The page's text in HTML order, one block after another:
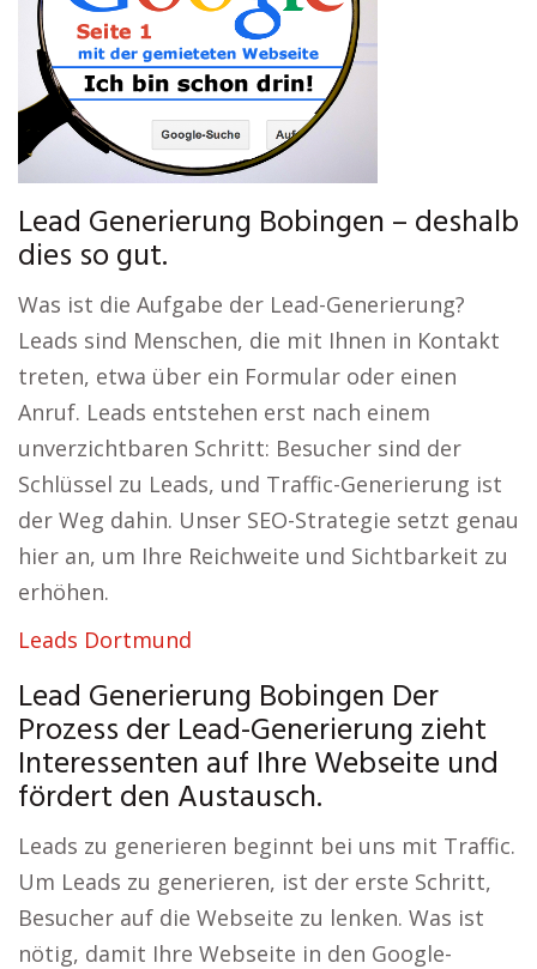
Lead Generierung Bobingen – deshalb
dies so gut.
Was ist die Aufgabe der Lead-Generierung?
Leads sind Menschen, die mit Ihnen in Kontakt
treten, etwa über ein Formular oder einen
Anruf. Leads entstehen erst nach einem
unverzichtbaren Schritt: Besucher sind der
Schlüssel zu Leads, und Traffic-Generierung ist
der Weg dahin. Unser SEO-Strategie setzt genau
hier an, um Ihre Reichweite und Sichtbarkeit zu
erhöhen.
Leads Dortmund
Lead Generierung Bobingen Der
Prozess der Lead-Generierung zieht
Interessenten auf Ihre Webseite und
fördert den Austausch.
Leads zu generieren beginnt bei uns mit Traffic.
Um Leads zu generieren, ist der erste Schritt,
Besucher auf die Webseite zu lenken. Was ist
nötig, damit Ihre Webseite in den Google-